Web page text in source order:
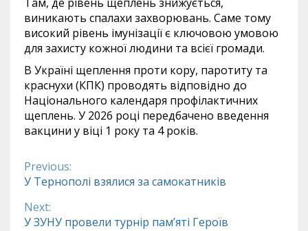
виникають спалахи захворювань. Саме тому
високий рівень імунізації є ключовою умовою
для захисту кожної людини та всієї громади.
В Україні щеплення проти кору, паротиту та
краснухи (КПК) проводять відповідно до
Національного календаря профілактичних
щеплень. У 2026 році передбачено введення
вакцини у віці 1 року та 4 років.
Continue
Reading
Previous:
У Тернополі взялися за самокатників
Next:
У ЗУНУ провели турнір пам’яті Героїв